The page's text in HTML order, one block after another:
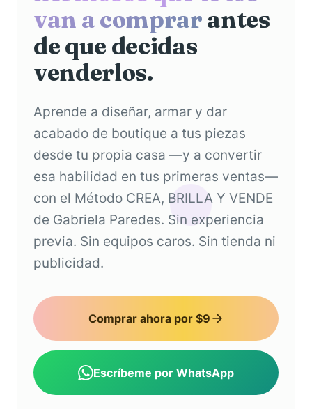
van a comprarantes
de que decidas
venderlos.
Aprende a diseñar, armar y dar
acabado de boutique a tus piezas
desde tu propia casa —y a convertir
esa habilidad en tus primeras ventas—
con el Método CREA, BRILLA Y VENDE
de Gabriela Paredes. Sin experiencia
previa. Sin equipos caros. Sin tienda ni
publicidad.
Comprar ahora por $9
Escríbeme por WhatsApp